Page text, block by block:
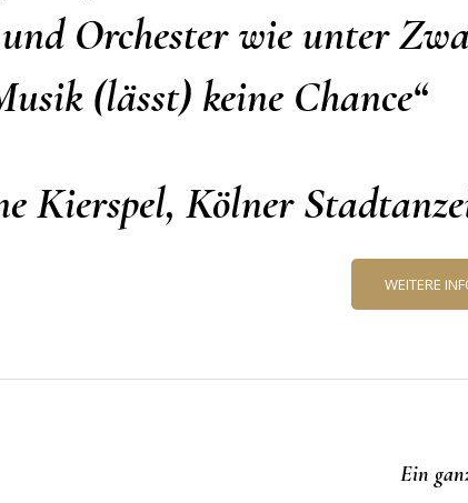
Orchester wie unter
(lässt) keine Chance“
Kierspel, Kölner
WEITERE
Ein